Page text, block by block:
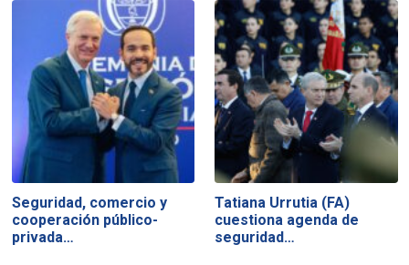
Seguridad, comercio y
cooperación público-
privada…
Tatiana Urrutia (FA)
cuestiona agenda de
seguridad…